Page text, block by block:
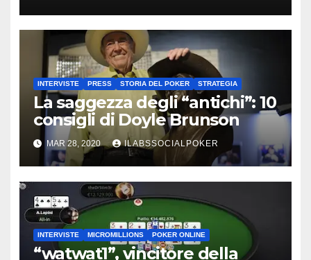
INTERVISTE PRESS STORIA DEL POKER STRATEGIA
La saggezza degli “antichi”: 10
consigli di Doyle Brunson
MAR 28, 2020 ILABSSOCIALPOKER
INTERVISTE MICROMILLIONS POKER ONLINE
“watwat1”, vincitore della